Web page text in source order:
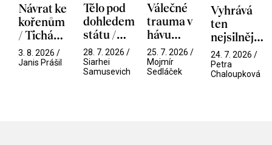
Návrat ke
kořenům
/ Tichá
přítelkyně
3. 8. 2026 /
Janis Prášil
Tělo pod
dohledem
státu /
Pramen
28. 7. 2026 /
Siarhei
Samusevich
Válečné
trauma v
hávu
spektáklu
/ Odyssea
25. 7. 2026 /
Mojmír
Sedláček
Vyhrává
ten
nejsilnější
/ V nitru
manosféry
24. 7. 2026 /
Petra
Chaloupková